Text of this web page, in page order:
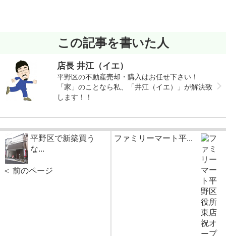
この記事を書いた人
店長 井江（イエ）
平野区の不動産売却・購入はお任せ下さい！
「家」のことなら私、「井江（イエ）」が解決致
します！！
平野区で新築買う
な...
＜ 前のページ
ファミリーマート平...